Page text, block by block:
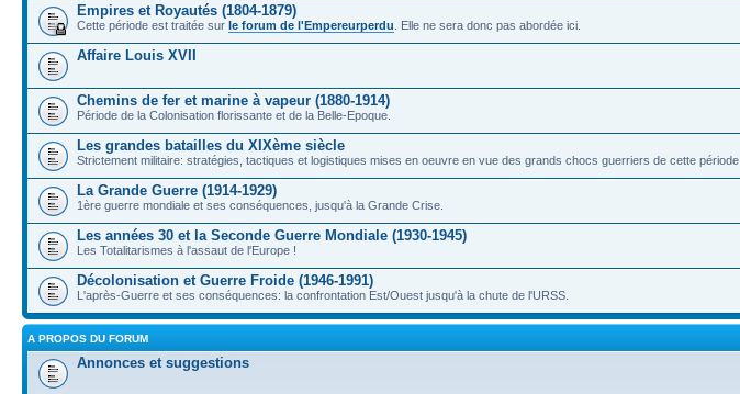
Empires et Royautés (1804-1879)
Cette période est traitée sur le forum de l'Empereurperdu . Elle ne sera donc pas abordée ici.
Affaire Louis XVII
Chemins de fer et marine à vapeur (1880-1914)
Période de la Colonisation florissante et de la Belle-Epoque.
Les grandes batailles du XIXème siècle
Strictement militaire: stratégies, tactiques et logistiques mises en oeuvre en vue des grands chocs guerriers de cette période.
La Grande Guerre (1914-1929)
1ère guerre mondiale et ses conséquences, jusqu'à la Grande Crise.
Les années 30 et la Seconde Guerre Mondiale (1930-1945)
Les Totalitarismes à l'assaut de l'Europe !
Décolonisation et Guerre Froide (1946-1991)
L'après-Guerre et ses conséquences: la confrontation Est/Ouest jusqu'à la chute de l'URSS.
A PROPOS DU FORUM
Annonces et suggestions